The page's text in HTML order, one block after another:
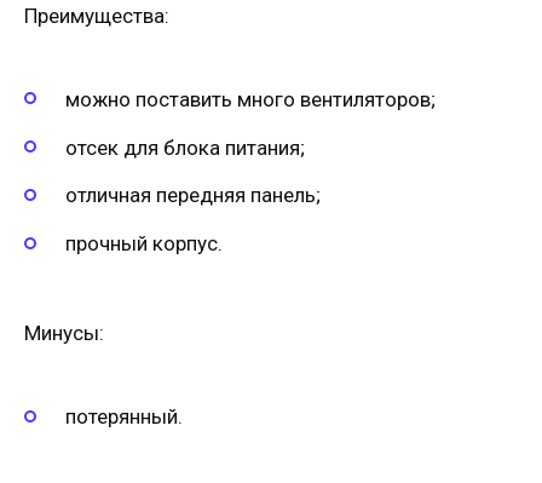
Преимущества:
можно поставить много вентиляторов;
отсек для блока питания;
отличная передняя панель;
прочный корпус.
Минусы:
потерянный.